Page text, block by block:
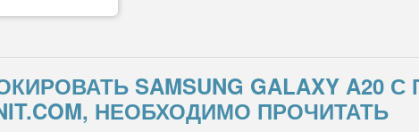
SAMSUNG GALAXY
НЕОБХОДИМО ПРОЧИТАТЬ